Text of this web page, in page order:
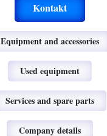
Kontakt
Equipment and accessories
Used equipment
Services and spare parts
Company details